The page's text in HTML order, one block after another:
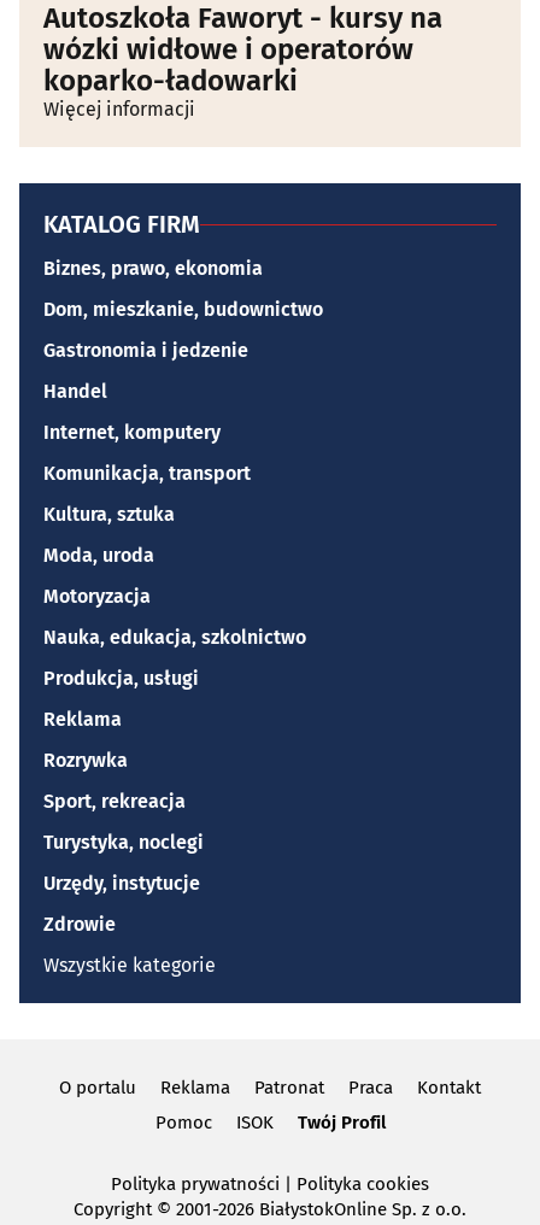
Autoszkoła Faworyt - kursy na
wózki widłowe i operatorów
koparko-ładowarki
Więcej informacji
KATALOG FIRM
Biznes, prawo, ekonomia
Dom, mieszkanie, budownictwo
Gastronomia i jedzenie
Handel
Internet, komputery
Komunikacja, transport
Kultura, sztuka
Moda, uroda
Motoryzacja
Nauka, edukacja, szkolnictwo
Produkcja, usługi
Reklama
Rozrywka
Sport, rekreacja
Turystyka, noclegi
Urzędy, instytucje
Zdrowie
Wszystkie kategorie
O portalu Reklama Patronat Praca
Kontakt
Pomoc
ISOK Twój Profil
Polityka prywatności
Polityka cookies
Copyright© 2001-2026 BiałystokOnline Sp. z o.o.